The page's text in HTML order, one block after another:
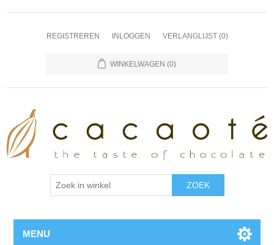
REGISTREREN INLOGGEN VERLANGLIJST (0)
WINKELWAGEN (0)
MENU